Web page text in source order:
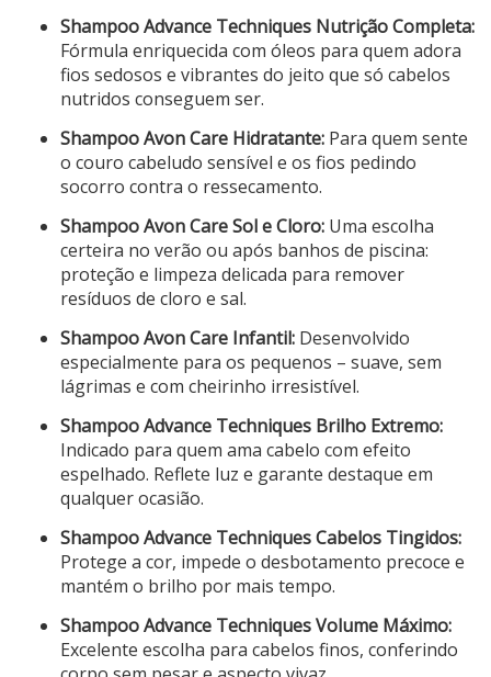
Shampoo Advance Techniques Nutrição Completa:
Fórmula enriquecida com óleos para quem adora
fios sedosos e vibrantes do jeito que só cabelos
nutridos conseguem ser.
Shampoo Avon Care Hidratante: Para quem sente
o couro cabeludo sensível e os fios pedindo
socorro contra o ressecamento.
Shampoo Avon Care Sol e Cloro: Uma escolha
certeira no verão ou após banhos de piscina:
proteção e limpeza delicada para remover
resíduos de cloro e sal.
Shampoo Avon Care Infantil: Desenvolvido
especialmente para os pequenos – suave, sem
lágrimas e com cheirinho irresistível.
Shampoo Advance Techniques Brilho Extremo:
Indicado para quem ama cabelo com efeito
espelhado. Reflete luz e garante destaque em
qualquer ocasião.
Shampoo Advance Techniques Cabelos Tingidos:
Protege a cor, impede o desbotamento precoce e
mantém o brilho por mais tempo.
Shampoo Advance Techniques Volume Máximo:
Excelente escolha para cabelos finos, conferindo